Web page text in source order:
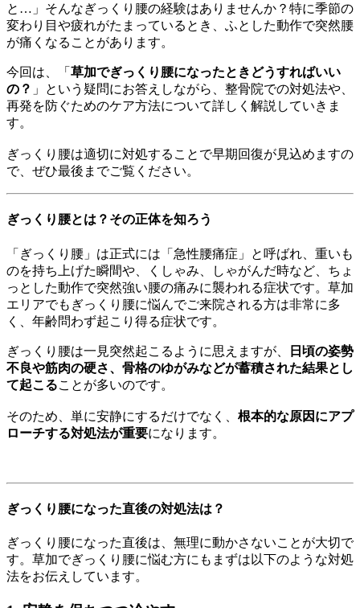
と…」そんなぎっくり腰の経験はありませんか？特に季節の
変わり目や疲れがたまっているとき、ふとした動作で突然腰
が痛くなることがあります。
今回は、「 草加でぎっくり腰になったときどうすればいい
の？ 」という疑問にお答えしながら、整骨院での対処法や、
再発を防ぐためのケア方法について詳しく解説していきま
す。
ぎっくり腰は適切に対処することで早期回復が見込めますの
で、ぜひ最後までご覧ください。
ぎっくり腰とは？その正体を知ろう
「ぎっくり腰」は正式には「急性腰痛症」と呼ばれ、重いも
のを持ち上げた瞬間や、くしゃみ、しゃがんだ時など、ちょ
っとした動作で突然強い腰の痛みに襲われる症状です。草加
エリアでもぎっくり腰に悩んでご来院される方は非常に多
く、年齢問わず起こり得る症状です。
ぎっくり腰は一見突然起こるように思えますが、
日頃の姿勢
不良や筋肉の硬さ、骨格のゆがみなどが蓄積された結果とし
て起こることが多いのです。
そのため、単に安静にするだけでなく、 根本的な原因にアプ
ローチする対処法が重要になります。
ぎっくり腰になった直後の対処法は？
ぎっくり腰になった直後は、無理に動かさないことが大切で
す。草加でぎっくり腰に悩む方にもまずは以下のような対処
法をお伝えしています。